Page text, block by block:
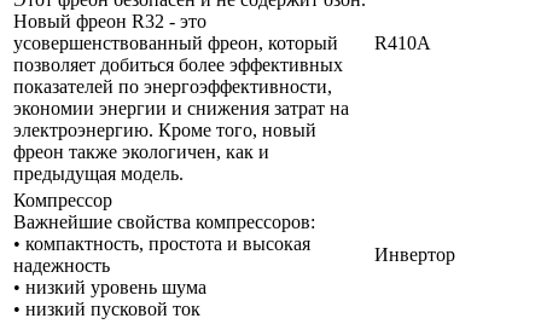
Новый фреон R32 - это
усовершенствованный фреон, который
позволяет добиться более эффективных
показателей по энергоэффективности,
экономии энергии и снижения затрат на
электроэнергию. Кроме того, новый
фреон также экологичен, как и
предыдущая модель.
R410A
Компрессор
Важнейшие свойства компрессоров:
• компактность, простота и высокая
надежность
• низкий уровень шума
• низкий пусковой ток
Инвертор